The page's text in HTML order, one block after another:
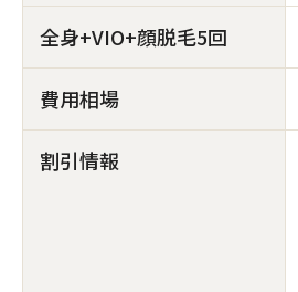
全身+VIO+顔脱毛5回
費用相場
割引情報